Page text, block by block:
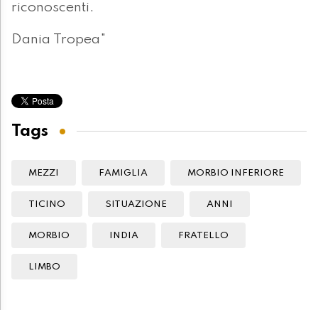
riconoscenti.
Dania Tropea"
Tags
MEZZI FAMIGLIA MORBIO INFERIORE
TICINO SITUAZIONE ANNI
MORBIO INDIA FRATELLO
LIMBO